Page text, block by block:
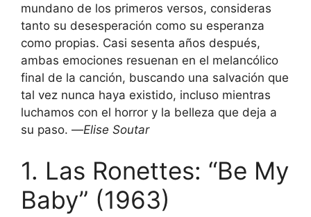
mundano de los primeros versos, consideras
tanto su desesperación como su esperanza
como propias. Casi sesenta años después,
ambas emociones resuenan en el melancólico
final de la canción, buscando una salvación que
tal vez nunca haya existido, incluso mientras
luchamos con el horror y la belleza que deja a
su paso. —Elise Soutar
1. Las Ronettes: “Be My
Baby” (1963)